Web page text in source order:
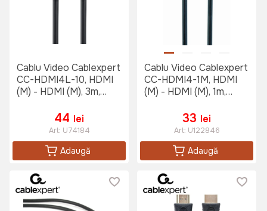
Cablu Video Cablexpert
CC-HDMI4L-10, HDMI
(M) - HDMI (M), 3m,
44 lei
Art: U74184
Adaugă
Cablu Video Cablexpert
CC-HDMI4-1M, HDMI
(M) - HDMI (M), 1m,
33 lei
Art: U122846
Adaugă